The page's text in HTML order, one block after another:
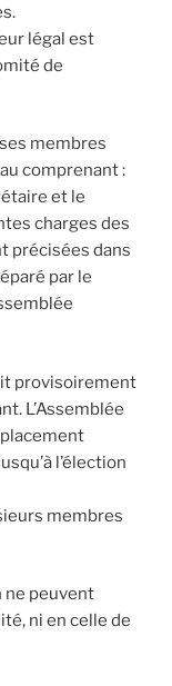
légal est
de
membres
comprenant :
et le
charges des
précisées dans
par le
provisoirement
L’Assemblée
l’élection
membres
ne peuvent
ni en celle de